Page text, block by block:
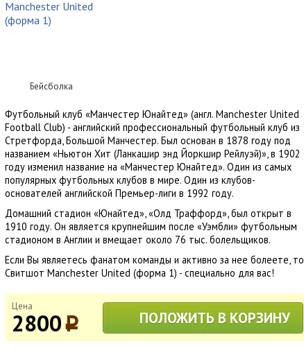
Бейсболка
Футбольный клуб «Манчестер Юнайтед» (англ. Manchester United
Football Club) - английский профессиональный футбольный клуб из
Стретфорда, Большой Манчестер. Был основан в 1878 году под
названием «Ньютон Хит (Ланкашир энд Йоркшир Рейлуэй)», в 1902
году изменил название на «Манчестер Юнайтед». Один из самых
популярных футбольных клубов в мире. Один из клубов-
основателей английской Премьер-лиги в 1992 году.
Домашний стадион «Юнайтед», «Олд Траффорд», был открыт в
1910 году. Он является крупнейшим после «Уэмбли» футбольным
стадионом в Англии и вмещает около 76 тыс. болельщиков.
Если Вы являетесь фанатом команды и активно за нее болеете, то
Свитшот Manchester United (форма 1) - специально для вас!
Цена
2800p ПОЛОЖИТЬ В КОРЗИНУ